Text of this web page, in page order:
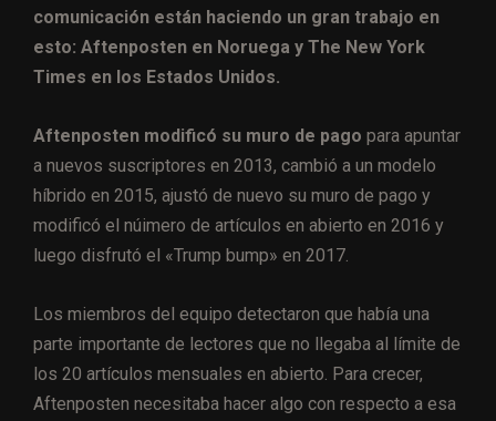
comunicación están haciendo un gran trabajo en
esto: Aftenposten en Noruega y The New York
Times en los Estados Unidos.
Aftenposten modificó su muro de pago para apuntar
a nuevos suscriptores en 2013, cambió a un modelo
híbrido en 2015, ajustó de nuevo su muro de pago y
modificó el núimero de artículos en abierto en 2016 y
luego disfrutó el «Trump bump» en 2017.
Los miembros del equipo detectaron que había una
parte importante de lectores que no llegaba al límite de
los 20 artículos mensuales en abierto. Para crecer,
Aftenposten necesitaba hacer algo con respecto a esa